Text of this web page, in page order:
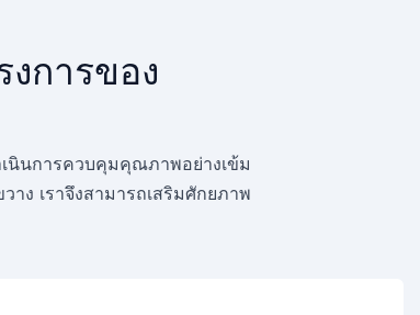
งการของ
นินการควบคุมคุณภาพอย่างเข้ม
ง เราจึงสามารถเสริมศักยภาพ